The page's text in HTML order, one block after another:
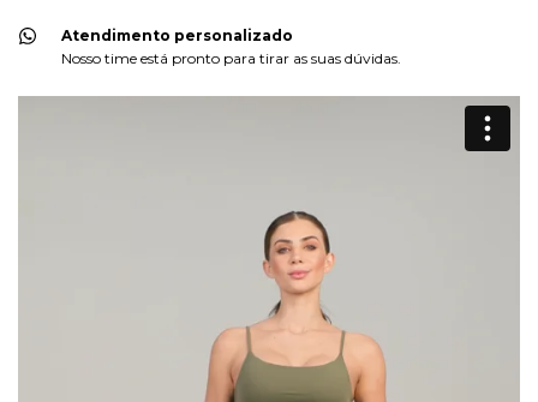
Atendimento personalizado
Nosso time está pronto para tirar as suas dúvidas.